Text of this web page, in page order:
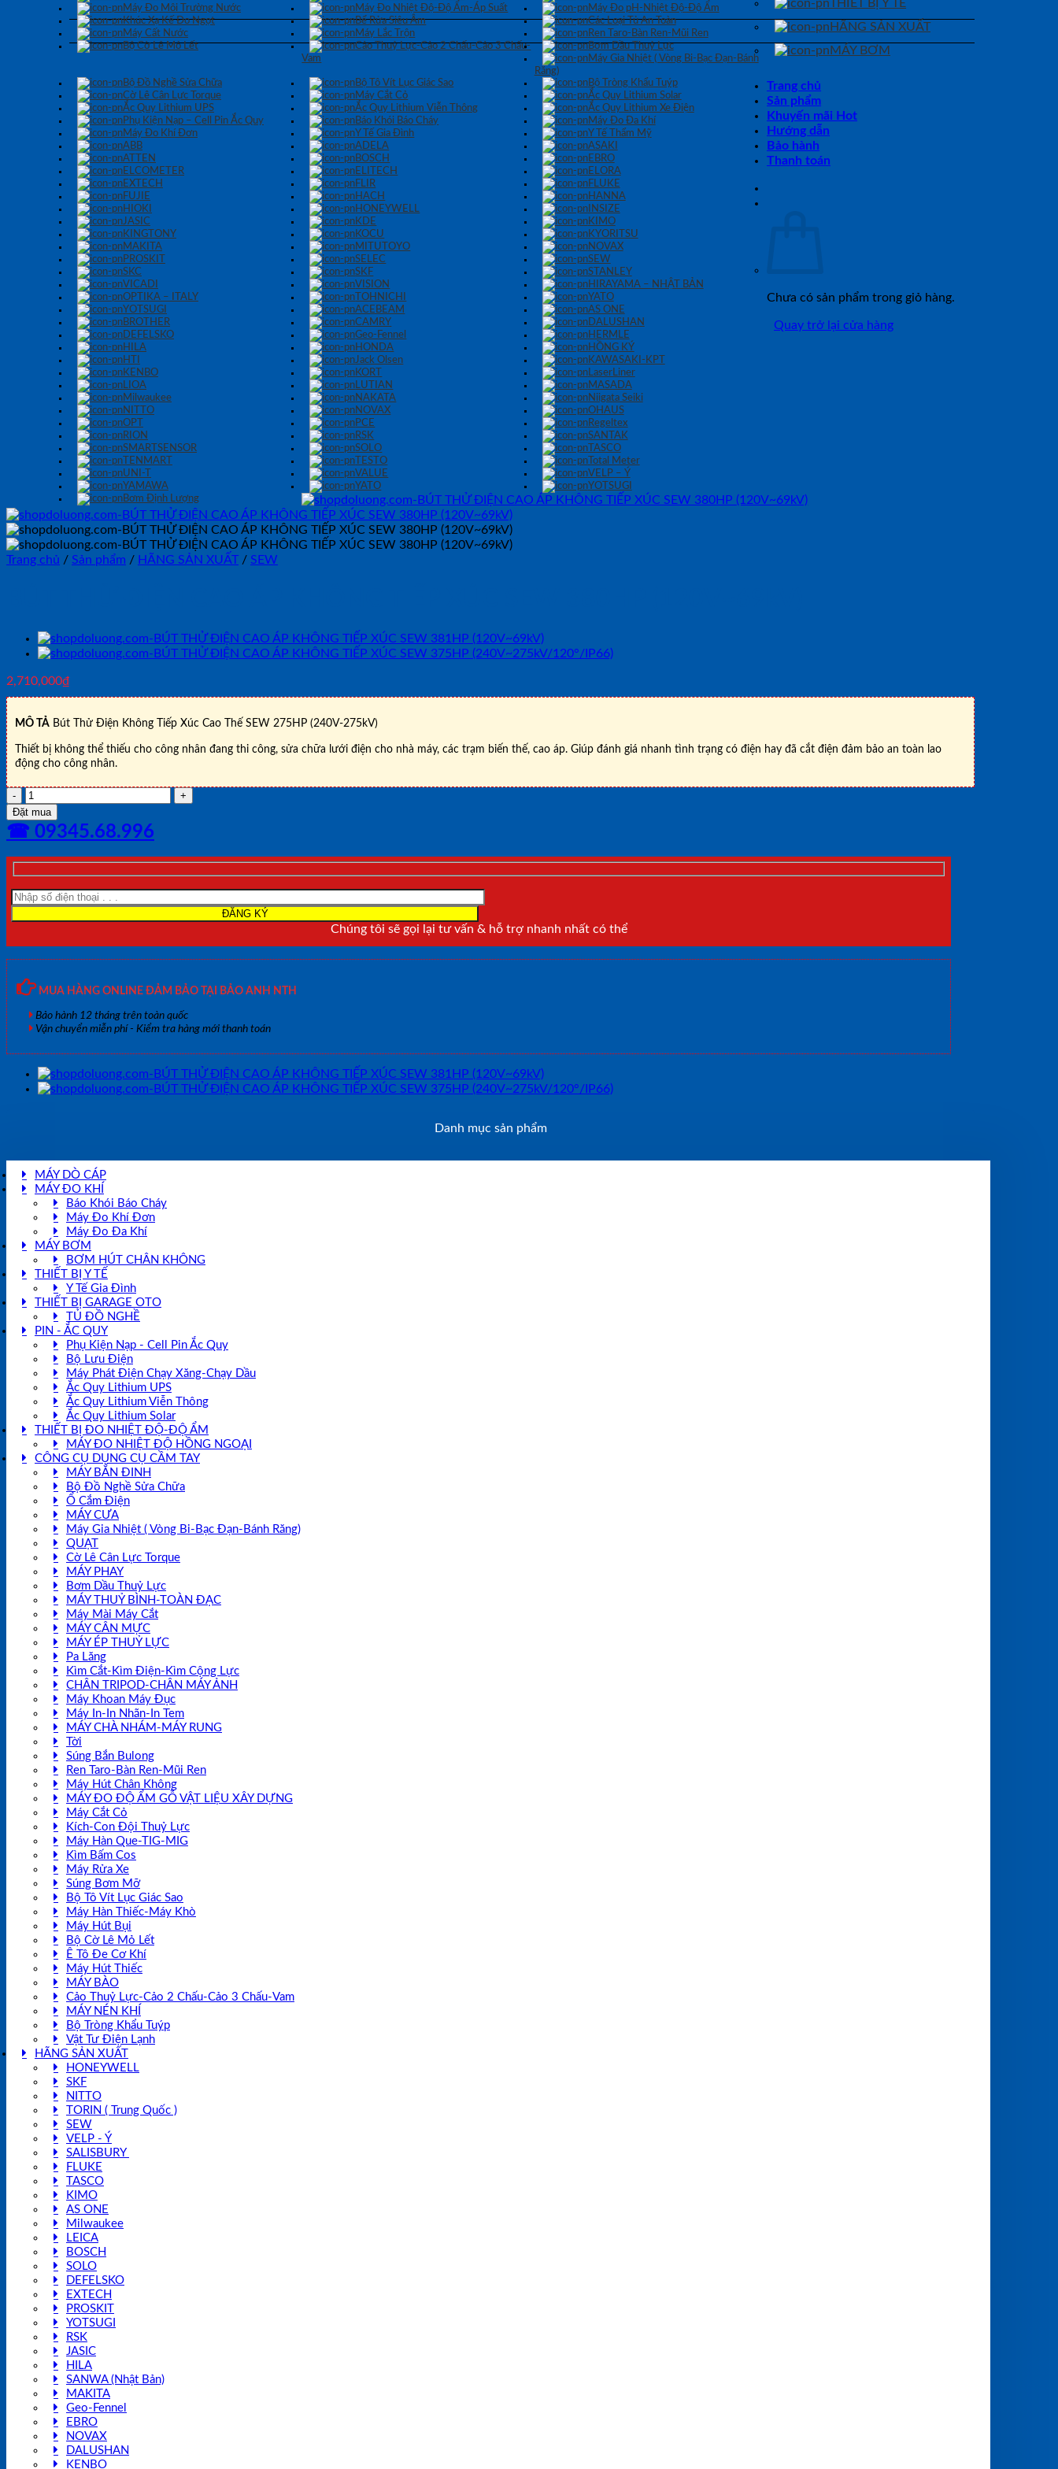
Máy Đo Môi Trường Nước
Máy Đo Nhiệt Độ-Độ Ẩm-Áp Suất
Máy Đo pH-Nhiệt Độ-Độ Ẩm
Khúc Xạ Kế Đo Ngọt
Bể Rửa Siêu Âm
Các Loại Tủ An Toàn
Máy Cất Nước
Máy Lắc Trộn
Ren Taro-Bàn Ren-Mũi Ren
Bộ Cờ Lê Mỏ Lết
Cảo Thuỷ Lực-Cảo 2 Chấu-Cảo 3 Chấu-
Vam
Bơm Dầu Thuỷ Lực
Máy Gia Nhiệt ( Vòng Bi-Bạc Đạn-Bánh
Răng)
Bộ Đồ Nghề Sửa Chữa
Bộ Tô Vít Lục Giác Sao
Bộ Tròng Khẩu Tuýp
Cờ Lê Cân Lực Torque
Máy Cắt Cỏ
Ắc Quy Lithium Solar
Ắc Quy Lithium UPS
Ắc Quy Lithium Viễn Thông
Ắc Quy Lithium Xe Điện
Phụ Kiện Nạp – Cell Pin Ắc Quy
Báo Khói Báo Cháy
Máy Đo Đa Khí
Máy Đo Khí Đơn
THIẾT BỊ Y TẾ
Y Tế Gia Đình Y Tế Thẩm Mỹ
HÃNG SẢN XUẤT
ABB ADELA
ASAKI
ATTEN
BOSCH
EBRO
ELCOMETER
ELITECH
ELORA
EXTECH
FLIR
FLUKE
FUJIE
HACH
HANNA
HIOKI
HONEYWELL
INSIZE
JASIC
KDE
KIMO
KINGTONY
KOCU
KYORITSU
MAKITA
MITUTOYO
NOVAX
PROSKIT
SELEC
SEW
SKC
SKF
STANLEY
VICADI
VISION
HIRAYAMA – NHẬT BẢN
OPTIKA – ITALY
TOHNICHI
YATO
YOTSUGI
ACEBEAM
AS ONE
BROTHER
CAMRY
DALUSHAN
DEFELSKO
Geo-Fennel
HERMLE
HILA
HONDA
HỒNG KÝ
HTI
Jack Olsen
KAWASAKI-KPT
KENBO
KORT
LaserLiner
LIOA
LUTIAN
MASADA
Milwaukee
NAKATA
Niigata Seiki
NITTO
NOVAX
OHAUS
OPT
PCE
Regeltex
RION
RSK
SANTAK
SMARTSENSOR
SOLO
TASCO
TENMART
TESTO
Total Meter
UNI-T
VALUE
VELP – Ý
YAMAWA
YATO YOTSUGI
MÁY BƠM
Bơm Định Lượng
Trang chủ
Sản phẩm
Khuyến mãi Hot
Hướng dẫn
Bảo hành
Thanh toán
Chưa có sản phẩm trong giỏ hàng.
Quay trở lại cửa hàng
Trang chủ / Sản phẩm / HÃNG SẢN XUẤT / SEW
2,710,000₫
MÔ TẢ Bút Thử Điện Không Tiếp Xúc Cao Thế SEW 275HP (240V-275kV)
Thiết bị không thể thiếu cho công nhân đang thi công, sửa chữa lưới điện cho nhà máy, các trạm biến thế, cao áp. Giúp đánh giá nhanh tình trạng có điện hay đã cắt điện đảm bảo an toàn lao
động cho công nhân.
BÚT
THỬ
ĐIỆN
CAO
XÚC
số
Đặt mua
☎ 09345.68.996
Chúng tôi sẽ gọi lại tư vấn & hỗ trợ nhanh nhất có thể
MUA HÀNG ONLINE ĐẢM BẢO TẠI BẢO ANH NTH
Bảo hành 12 tháng trên toàn quốc
Vận chuyển miễn phí - Kiểm tra hàng mới thanh toán
Danh mục sản phẩm
MÁY DÒ CÁP
MÁY ĐO KHÍ
Báo Khói Báo Cháy
Máy Đo Khí Đơn
Máy Đo Đa Khí
MÁY BƠM
BƠM HÚT CHÂN KHÔNG
THIẾT BỊ Y TẾ
Y Tế Gia Đình
THIẾT BỊ GARAGE OTO
TỦ ĐỒ NGHỀ
PIN - ẮC QUY
Phụ Kiện Nạp - Cell Pin Ắc Quy
Bộ Lưu Điện
Máy Phát Điện Chạy Xăng-Chạy Dầu
Ắc Quy Lithium UPS
Ắc Quy Lithium Viễn Thông
Ắc Quy Lithium Solar
THIẾT BỊ ĐO NHIỆT ĐỘ-ĐỘ ẨM
MÁY ĐO NHIỆT ĐỘ HỒNG NGOẠI
CÔNG CỤ DỤNG CỤ CẦM TAY
MÁY BẮN ĐINH
Bộ Đồ Nghề Sửa Chữa
Ổ Cắm Điện
MÁY CƯA
Máy Gia Nhiệt ( Vòng Bi-Bạc Đạn-Bánh Răng)
QUẠT
Cờ Lê Cân Lực Torque
MÁY PHAY
Bơm Dầu Thuỷ Lực
MÁY THUỶ BÌNH-TOÀN ĐẠC
Máy Mài Máy Cắt
MÁY CÂN MỰC
MÁY ÉP THUỶ LỰC
Pa Lăng
Kìm Cắt-Kìm Điện-Kìm Cộng Lực
CHÂN TRIPOD-CHÂN MÁY ẢNH
Máy Khoan Máy Đục
Máy In-In Nhãn-In Tem
MÁY CHÀ NHÁM-MÁY RUNG
Tời
Súng Bắn Bulong
Ren Taro-Bàn Ren-Mũi Ren
Máy Hút Chân Không
MÁY ĐO ĐỘ ẨM GỖ VẬT LIỆU XÂY DỰNG
Máy Cắt Cỏ
Kích-Con Đội Thuỷ Lực
Máy Hàn Que-TIG-MIG
Kìm Bấm Cos
Máy Rửa Xe
Súng Bơm Mỡ
Bộ Tô Vít Lục Giác Sao
Máy Hàn Thiếc-Máy Khò
Máy Hút Bụi
Bộ Cờ Lê Mỏ Lết
Ê Tô Đe Cơ Khí
Máy Hút Thiếc
MÁY BÀO
Cảo Thuỷ Lực-Cảo 2 Chấu-Cảo 3 Chấu-Vam
MÁY NÉN KHÍ
Bộ Tròng Khẩu Tuýp
Vật Tư Điện Lạnh
HÃNG SẢN XUẤT
HONEYWELL
SKF
NITTO
TORIN ( Trung Quốc )
SEW
VELP - Ý
SALISBURY
FLUKE
TASCO
KIMO
AS ONE
Milwaukee
LEICA
BOSCH
SOLO
DEFELSKO
EXTECH
PROSKIT
YOTSUGI
RSK
JASIC
HILA
SANWA (Nhật Bản)
MAKITA
Geo-Fennel
EBRO
NOVAX
DALUSHAN
KENBO